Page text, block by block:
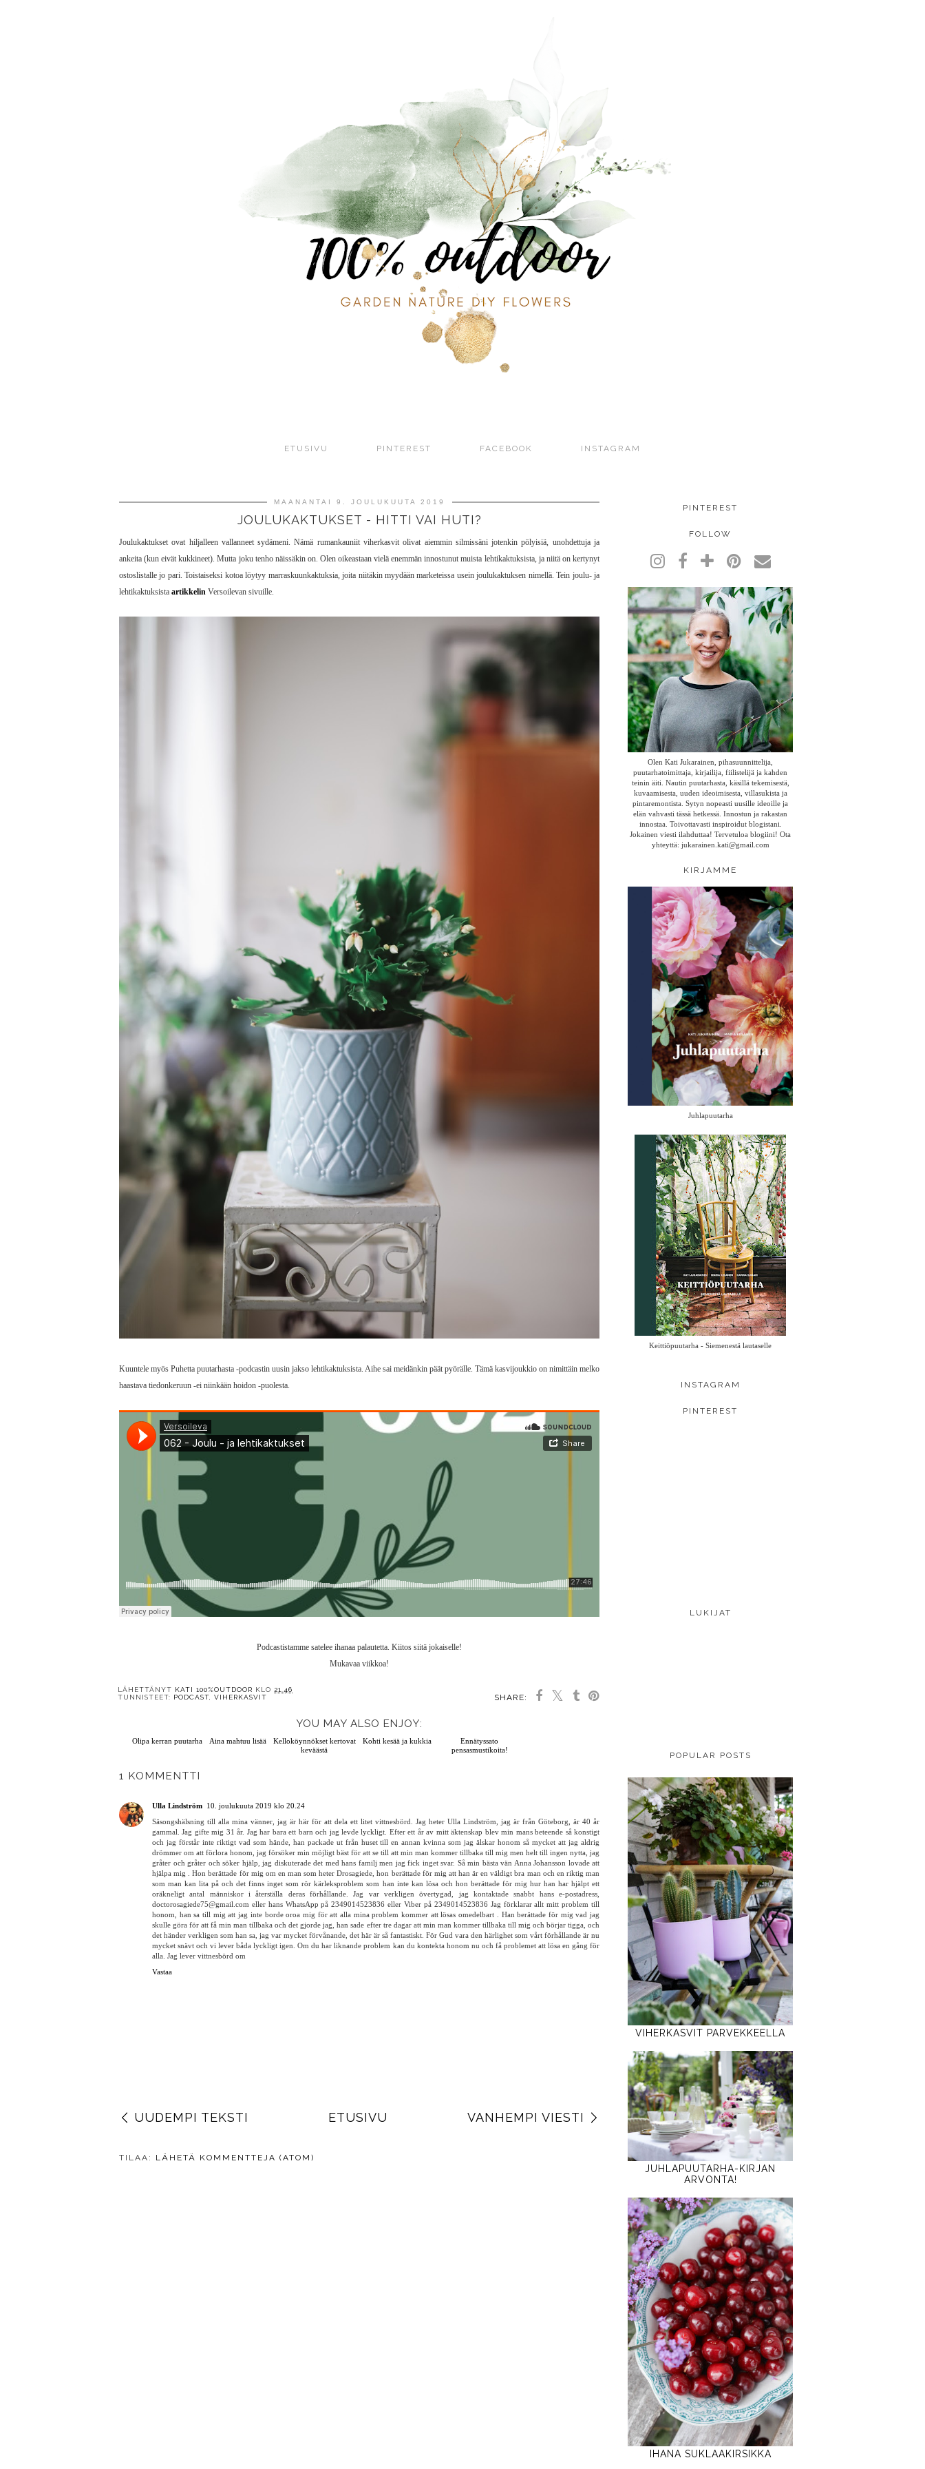
ETUSIVU PINTEREST FACEBOOK INSTAGRAM
MAANANTAI 9. JOULUKUUTA 2019
JOULUKAKTUKSET - HITTI VAI HUTI?
Joulukaktukset ovat hiljalleen vallanneet sydämeni. Nämä rumankauniit viherkasvit olivat aiemmin silmissäni jotenkin pölyisiä, unohdettuja ja
ankeita (kun eivät kukkineet). Mutta joku tenho näissäkin on. Olen oikeastaan vielä enemmän innostunut muista lehtikaktuksista, ja niitä on kertynyt
ostoslistalle jo pari. Toistaiseksi kotoa löytyy marraskuunkaktuksia, joita niitäkin myydään marketeissa usein joulukaktuksen nimellä. Tein joulu- ja
lehtikaktuksista artikkelin Versoilevan sivuille.
Kuuntele myös Puhetta puutarhasta -podcastin uusin jakso lehtikaktuksista. Aihe sai meidänkin päät pyörälle. Tämä kasvijoukkio on nimittäin melko
haastava tiedonkeruun -ei niinkään hoidon -puolesta.
Podcastistamme satelee ihanaa palautetta. Kiitos siitä jokaiselle!
Mukavaa viikkoa!
SHARE:
YOU MAY ALSO ENJOY:
Olipa kerran puutarha Aina mahtuu lisää
Kelloköynnökset kertovat
keväästä
Kohti kesää ja kukkia
Ennätyssato
pensasmustikoita!
LÄHETTÄNYT KATI 100%OUTDOOR KLO 21.46
TUNNISTEET: PODCAST VIHERKASVIT
1 KOMMENTTI
Ulla Lindström
10. joulukuuta 2019 klo 20.24
Säsongshälsning till alla mina vänner, jag är här för att dela ett litet vittnesbörd. Jag heter Ulla Lindström, jag är från Göteborg, är 40 år
gammal. Jag gifte mig 31 år. Jag har bara ett barn och jag levde lyckligt. Efter ett år av mitt äktenskap blev min mans beteende så konstigt
och jag förstår inte riktigt vad som hände, han packade ut från huset till en annan kvinna som jag älskar honom så mycket att jag aldrig
drömmer om att förlora honom, jag försöker min möjligt bäst för att se till att min man kommer tillbaka till mig men helt till ingen nytta, jag
gråter och gråter och söker hjälp, jag diskuterade det med hans familj men jag fick inget svar. Så min bästa vän Anna Johansson lovade att
hjälpa mig . Hon berättade för mig om en man som heter Drosagiede, hon berättade för mig att han är en väldigt bra man och en riktig man
som man kan lita på och det finns inget som rör kärleksproblem som han inte kan lösa och hon berättade för mig hur han har hjälpt ett
PINTEREST
FOLLOW
Olen Kati Jukarainen, pihasuunnittelija,
puutarhatoimittaja, kirjailija, fiilistelijä ja kahden
teinin äiti. Nautin puutarhasta, käsillä tekemisestä,
kuvaamisesta, uuden ideoimisesta, villasukista ja
pintaremontista. Sytyn nopeasti uusille ideoille ja
elän vahvasti tässä hetkessä. Innostun ja rakastan
innostaa. Toivottavasti inspiroidut blogistani.
Jokainen viesti ilahduttaa! Tervetuloa blogiini! Ota
yhteyttä: jukarainen.kati@gmail.com
KIRJAMME
Juhlapuutarha
Keittiöpuutarha - Siemenestä lautaselle
INSTAGRAM
PINTEREST
LUKIJAT
POPULAR POSTS
VIHERKASVIT PARVEKKEELLA
JUHLAPUUTARHA-KIRJAN
ARVONTA!
IHANA SUKLAAKIRSIKKA